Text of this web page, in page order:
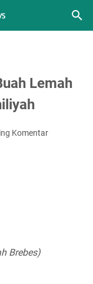
Lemah
Komentar
Brebes)